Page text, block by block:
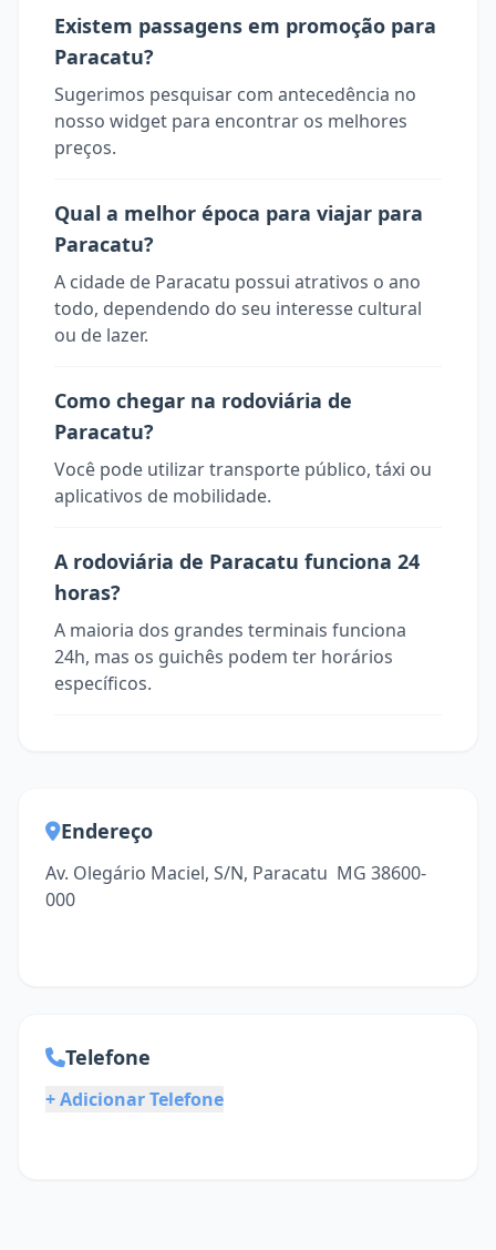
Existem passagens em promoção para
Paracatu?
Sugerimos pesquisar com antecedência no
nosso widget para encontrar os melhores
preços.
Qual a melhor época para viajar para
Paracatu?
A cidade de Paracatu possui atrativos o ano
todo, dependendo do seu interesse cultural
ou de lazer.
Como chegar na rodoviária de
Paracatu?
Você pode utilizar transporte público, táxi ou
aplicativos de mobilidade.
A rodoviária de Paracatu funciona 24
horas?
A maioria dos grandes terminais funciona
24h, mas os guichês podem ter horários
específicos.
Endereço
Av. Olegário Maciel, S/N, Paracatu  MG 38600-
000
Telefone
+ Adicionar Telefone